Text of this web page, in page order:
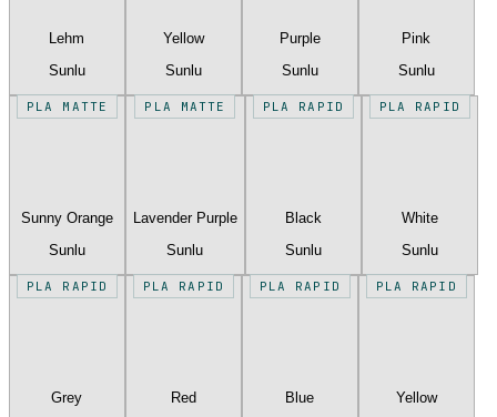
Lehm
Sunlu
Yellow
Sunlu
Purple
Sunlu
Pink
Sunlu
PLA MATTE
Sunny Orange
Sunlu
PLA MATTE
Lavender Purple
Sunlu
PLA RAPID
Black
Sunlu
PLA RAPID
White
Sunlu
PLA RAPID
Grey
PLA RAPID
Red
PLA RAPID
Blue
PLA RAPID
Yellow